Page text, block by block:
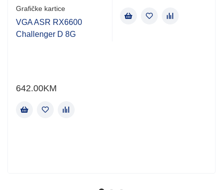
Grafičke kartice
VGA ASR RX6600
Challenger D 8G
642.00KM